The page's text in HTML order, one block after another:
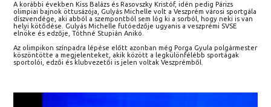
A korábbi években Kiss Balázs és Rasovszky Kristóf, idén pedig Párizs
olimpiai bajnok öttusázója, Gulyás Michelle volt a Veszprém városi sportgála
díszvendége, aki abból a szempontból sem lóg ki a sorból, hogy neki is van
helyi kötődése. Gulyás Michelle futóedzője ugyanis a veszprémi SVSE
elnöke és edzője, Tóthné Stupián Anikó.
Az olimpikon színpadra lépése előtt azonban még Porga Gyula polgármester
köszöntötte a megjelenteket, akik között a legkülönfélébb sportágak
sportolói, edzői és klubvezetői is jelen voltak Veszprémből.